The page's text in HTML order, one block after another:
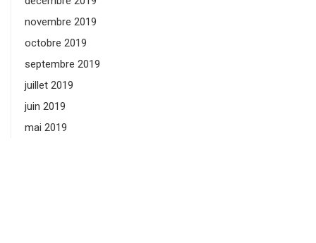
novembre 2019
octobre 2019
septembre 2019
juillet 2019
juin 2019
mai 2019